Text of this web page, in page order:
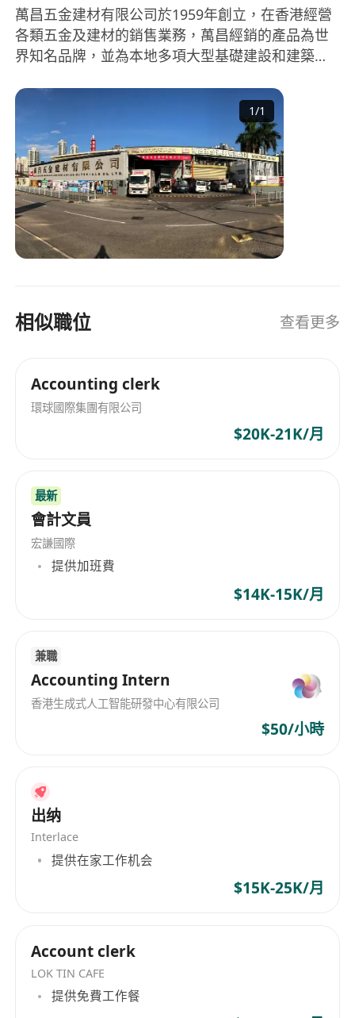
萬昌五金建材有限公司於1959年創立，在香港經營
各類五金及建材的銷售業務，萬昌經銷的產品為世
界知名品牌，並為本地多項大型基礎建設和建築工
精挑細選網羅世界各地的優質產品，並給買家提供
1/1
相似職位 查看更多
Accounting clerk
環球國際集團有限公司
$20K-21K/月
最新
會計文員
宏謙國際
提供加班費
$14K-15K/月
兼職
Accounting Intern
香港生成式人工智能研發中心有限公司
$50/小時
出纳
Interlace
提供在家工作机会
$15K-25K/月
Account clerk
LOK TIN CAFE
提供免費工作餐